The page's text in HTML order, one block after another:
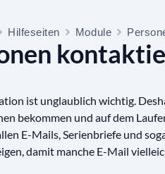
Hilfeseiten Module
ist unglaublich wichtig.
bekommen und auf dem
E-Mails, Serienbriefe und
damit manche E-Mail